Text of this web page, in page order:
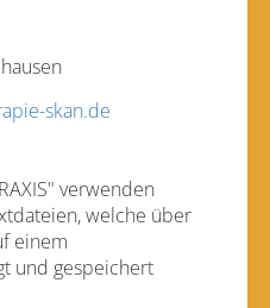
skan.de
verwenden
welche über
einem
und gespeichert